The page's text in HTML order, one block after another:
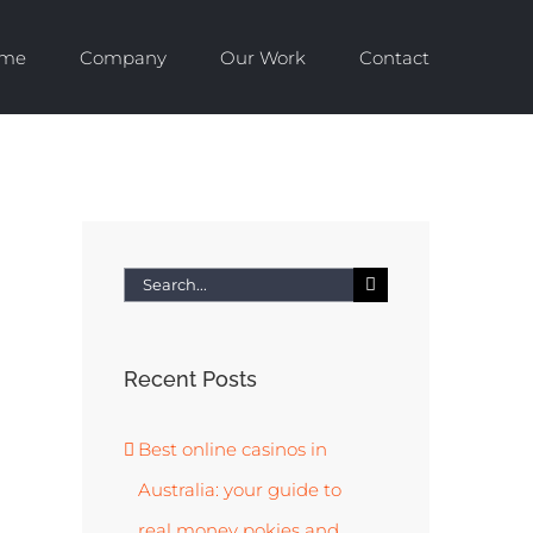
Company Our Work Contact
Search
Recent Posts
Best online casinos in
Australia: your guide to